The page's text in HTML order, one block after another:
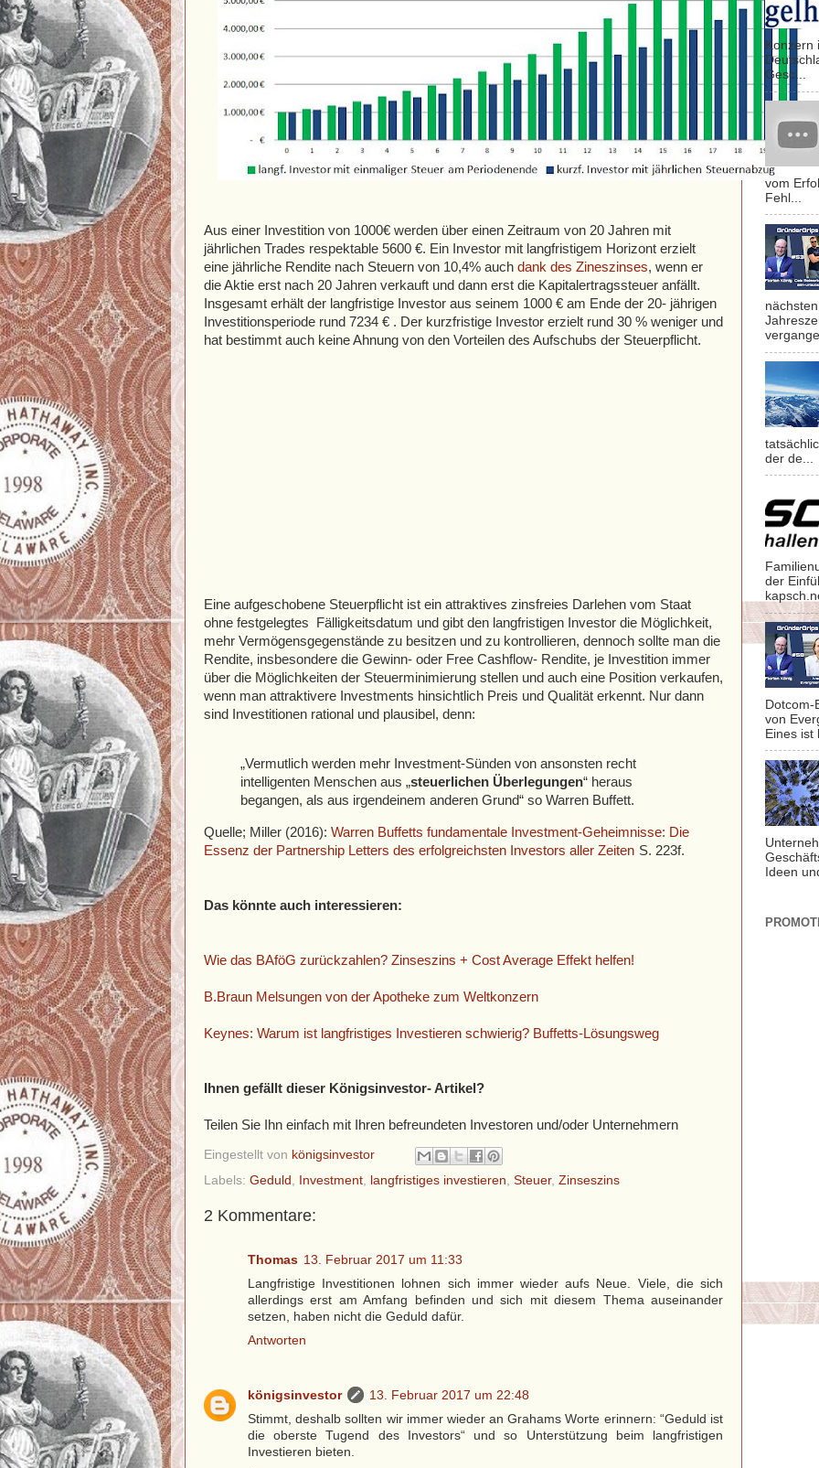
Aus einer Investition von 1000€ werden über einen Zeitraum von 20 Jahren mit
jährlichen Trades respektable 5600 €. Ein Investor mit langfristigem Horizont erzielt
eine jährliche Rendite nach Steuern von 10,4% auch dank des Zineszinses, wenn er
die Aktie erst nach 20 Jahren verkauft und dann erst die Kapitalertragssteuer anfällt.
Insgesamt erhält der langfristige Investor aus seinem 1000 € am Ende der 20- jährigen
Investitionsperiode rund 7234 € . Der kurzfristige Investor erzielt rund 30 % weniger und
hat bestimmt auch keine Ahnung von den Vorteilen des Aufschubs der Steuerpflicht.
Eine aufgeschobene Steuerpflicht ist ein attraktives zinsfreies Darlehen vom Staat
ohne festgelegtes Fälligkeitsdatum und gibt den langfristigen Investor die Möglichkeit,
mehr Vermögensgegenstände zu besitzen und zu kontrollieren, dennoch sollte man die
Rendite, insbesondere die Gewinn- oder Free Cashflow- Rendite, je Investition immer
über die Möglichkeiten der Steuerminimierung stellen und auch eine Position verkaufen,
wenn man attraktivere Investments hinsichtlich Preis und Qualität erkennt. Nur dann
sind Investitionen rational und plausibel, denn:
„Vermutlich werden mehr Investment-Sünden von ansonsten recht
intelligenten Menschen aus „steuerlichen Überlegungen“ heraus
begangen, als aus irgendeinem anderen Grund“ so Warren Buffett.
Quelle; Miller (2016): Warren Buffetts fundamentale Investment-Geheimnisse: Die
Essenz der Partnership Letters des erfolgreichsten Investors aller Zeiten S. 223f.
Das könnte auch interessieren:
Wie das BAföG zurückzahlen? Zinseszins + Cost Average Effekt helfen!
B.Braun Melsungen von der Apotheke zum Weltkonzern
Keynes: Warum ist langfristiges Investieren schwierig? Buffetts-Lösungsweg
Ihnen gefällt dieser Königsinvestor- Artikel?
Teilen Sie Ihn einfach mit Ihren befreundeten Investoren und/oder Unternehmern
Eingestellt von königsinvestor
Labels: Geduld Investment langfristiges investieren Steuer, Zinseszins
2 Kommentare:
Thomas 13. Februar 2017 um 11:33
Langfristige Investitionen lohnen sich immer wieder aufs Neue. Viele, die sich
allerdings erst am Amfang befinden und sich mit diesem Thema auseinander
setzen, haben nicht die Geduld dafür.
Antworten
königsinvestor
13. Februar 2017 um 22:48
Stimmt, deshalb sollten wir immer wieder an Grahams Worte erinnern: “Geduld ist
die oberste Tugend des Investors“ und so Unterstützung beim langfristigen
Investieren bieten.
Konzern
Gesc...
vom
Fehl...
der de...
der
Dotcom-
von
Eines ist
Ideen